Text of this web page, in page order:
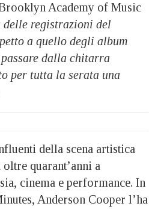
Academy of Music
delle registrazioni del
a quello degli album
dalla chitarra
per tutta la serata una
della scena artistica
oltre quarant’anni a
cinema e performance. In
Anderson Cooper l’ha